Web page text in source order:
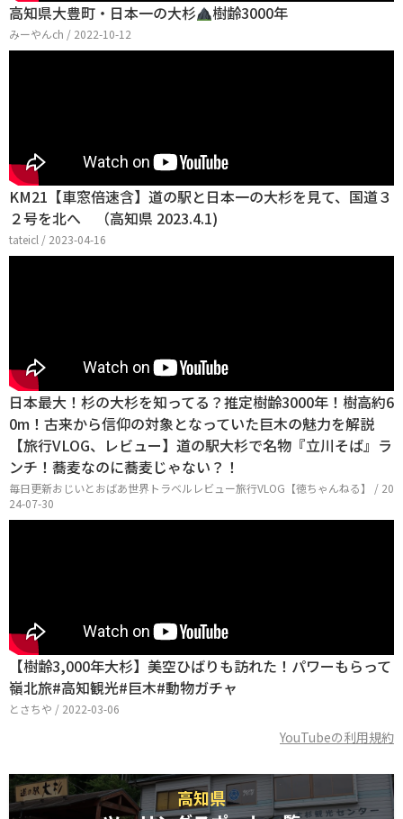
高知県大豊町・日本一の大杉 樹齢3000年
みーやんch / 2022-10-12
KM21【車窓倍速含】道の駅と日本一の大杉を見て、国道３
２号を北へ （高知県 2023.4.1)
tateicl / 2023-04-16
日本最大！杉の大杉を知ってる？推定樹齢3000年！樹高約6
0m！古来から信仰の対象となっていた巨木の魅力を解説
【旅行VLOG、レビュー】道の駅大杉で名物『立川そば』ラ
ンチ！蕎麦なのに蕎麦じゃない？！
毎日更新おじいとおばあ世界トラベルレビュー旅行VLOG【徳ちゃんねる】 / 20
24-07-30
【樹齢3,000年大杉】美空ひばりも訪れた！パワーもらって
嶺北旅#高知観光#巨木#動物ガチャ
とさちや / 2022-03-06
YouTubeの利用規約
高知県